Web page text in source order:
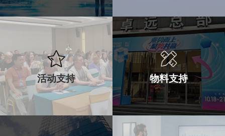
渠道拓展支持
助代理商开发
多种销售渠道
区域市场支持
严格的市场
保护机制
活动支持 物料支持